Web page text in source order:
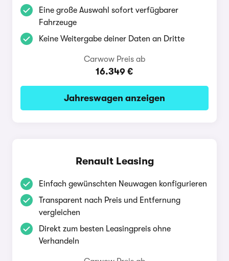
Eine große Auswahl sofort verfügbarer
Fahrzeuge
Keine Weitergabe deiner Daten an Dritte
Carwow Preis ab
16.349 €
Jahreswagen anzeigen
Renault Leasing
Einfach gewünschten Neuwagen konfigurieren
Transparent nach Preis und Entfernung
vergleichen
Direkt zum besten Leasingpreis ohne
Verhandeln